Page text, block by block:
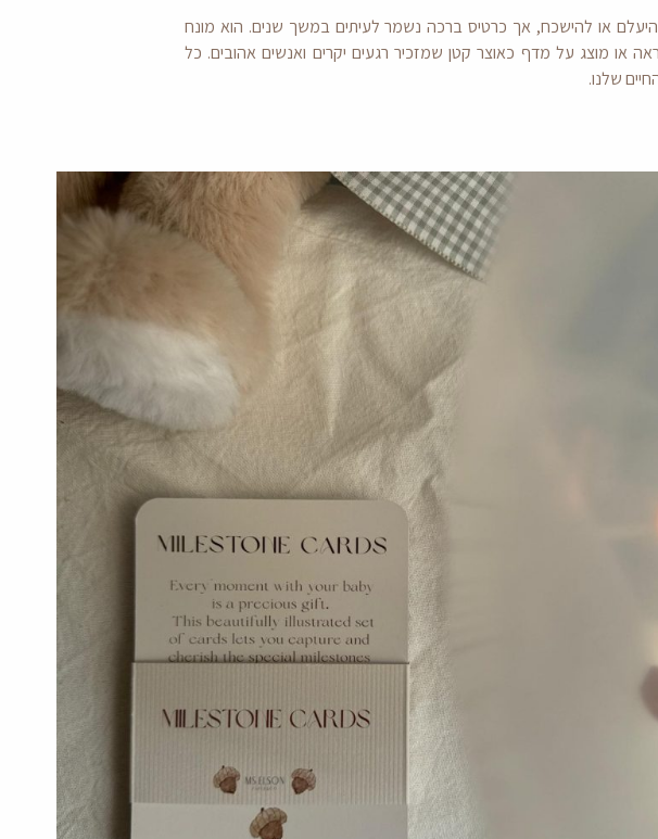
להיעלם או להישכח, אך כרטיס ברכה נשמר לעיתים במשך שנים. הוא מונח
או מוצג על מדף כאוצר קטן שמזכיר רגעים יקרים ואנשים אהובים. כל
שלנו.